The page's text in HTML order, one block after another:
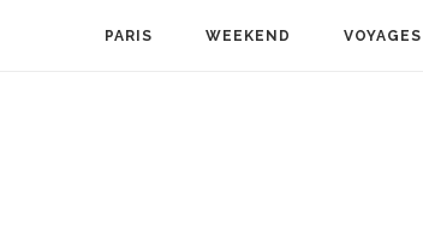
PARIS WEEKEND VOYAGES